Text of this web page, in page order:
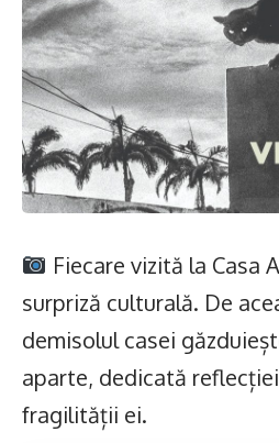
Fiecare vizită la Casa
surpriză culturală. De
demisolul casei
aparte, dedicată
fragilității ei.